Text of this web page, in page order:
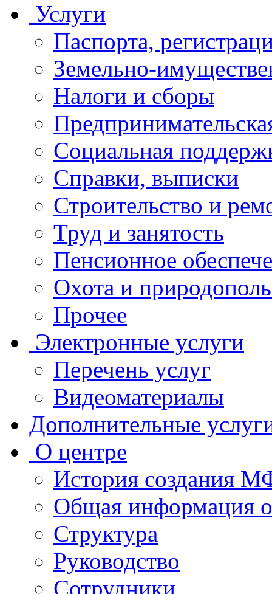
Услуги
Паспорта,
Земельно-
Налоги и сборы
Социальная
Справки, выписки
Строительство и
Труд и занятость
Пенсионное
Охота и
Прочее
Электронные услуги
Перечень услуг
Видеоматериалы
Дополнительные
О центре
История создания
Общая
Структура
Руководство
Сотрудники